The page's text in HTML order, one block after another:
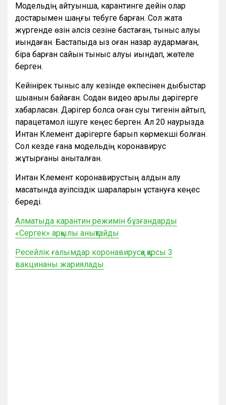
Модельдің айтуынша, карантинге дейін олар
достарымен шаңғы тебуге барған. Сол жақта
жүргенде өзін әлсіз сезіне бастаған, тыныс алуы
қиындаған. Бастапқыда қыз оған назар аудармаған,
бірақ барған сайын тыныс алуы қиындап, жөтеле
берген.
Кейінірек тыныс алу кезінде өкпесінен дыбыстар
шыққанын байқаған. Содан видео арқылы дәрігерге
хабарласқан. Дәрігер болса оған суық тигенін айтып,
парацетамол ішуге кеңес берген. Ал 20 наурызда
Интан Клемент дәрігерге барып көрмекші болған.
Сол кезде ғана модельдің коронавирус
жұқтырғаны анықталған.
Интан Клемент коронавирустың алдын алу
мақсатында қауіпсіздік шараларын ұстануға кеңес
береді.
Алматыда карантин режимін бұзғандарды
«Сергек» арқылы анықтайды
Ресейлік ғалымдар коронавирусқа қарсы 3
вакцинаны жариялады